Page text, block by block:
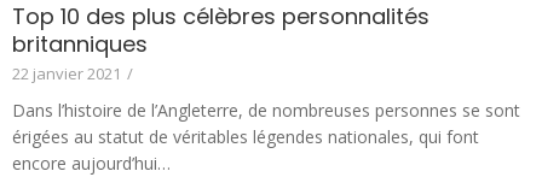
Top 10 des plus célèbres personnalités
britanniques
22 janvier 2021 /
Dans l’histoire de l’Angleterre, de nombreuses personnes se sont
érigées au statut de véritables légendes nationales, qui font
encore aujourd’hui…